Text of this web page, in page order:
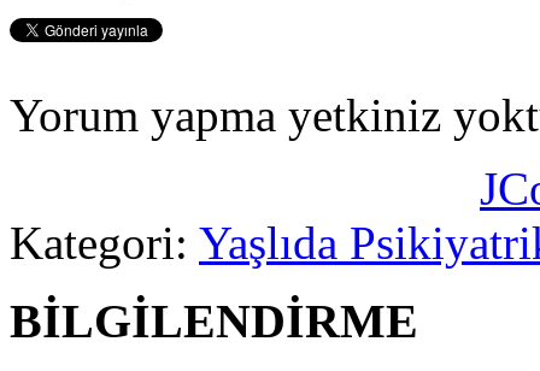
Yorum yapma yetkiniz
Kategori: Yaşlıda
BİLGİLENDİRME